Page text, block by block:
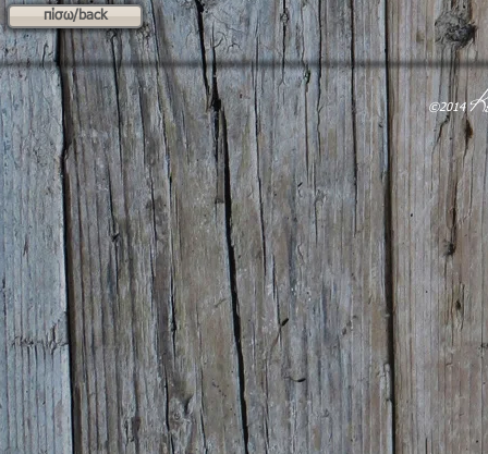
πίσω/back
​©2014